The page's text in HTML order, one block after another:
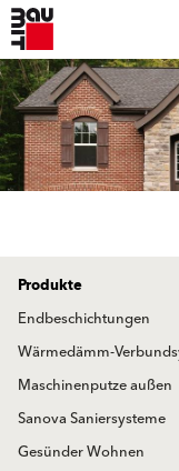
Produkte
Endbeschichtungen
Wärmedämm-
Maschinenputze außen
Sanova Saniersysteme
Gesünder Wohnen